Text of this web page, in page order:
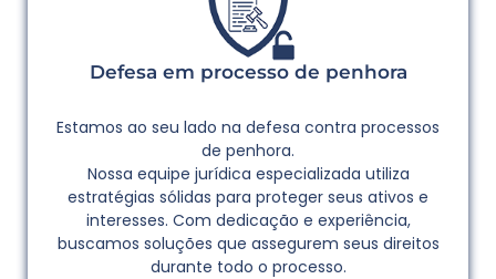
Defesa em processo de penhora
Estamos ao seu lado na defesa contra processos
de penhora.
Nossa equipe jurídica especializada utiliza
estratégias sólidas para proteger seus ativos e
interesses. Com dedicação e experiência,
buscamos soluções que assegurem seus direitos
durante todo o processo.